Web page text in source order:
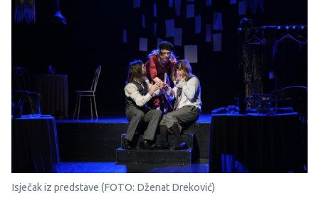
Isječak iz predstave (FOTO: Dženat Dreković)